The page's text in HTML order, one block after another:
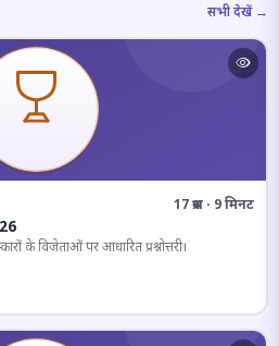
सभी देखें →
17 प्रश्न · 9 मिनट
के विजेताओं पर आधारित प्रश्नोत्तरी।